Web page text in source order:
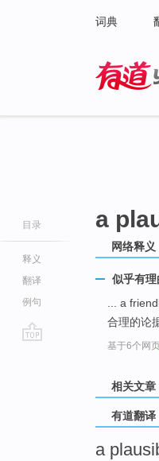
词典
目录
释义
翻译
例句
a
网络释义
似乎有
... a
合理的论
基于6个网
相关文章
有道翻译
a